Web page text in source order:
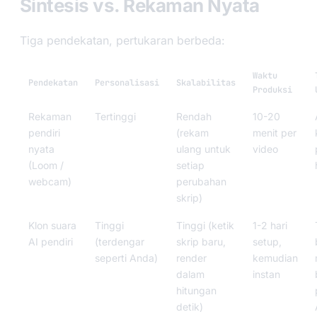
Sintesis vs. Rekaman Nyata
Tiga pendekatan, pertukaran berbeda:
Pendekatan Personalisasi Skalabilitas
Waktu
Produksi
Rekaman
pendiri
nyata
(Loom /
webcam)
Tertinggi
Rendah
(rekam
ulang untuk
setiap
perubahan
skrip)
10-20
menit per
video
Klon suara
AI pendiri
Tinggi
(terdengar
seperti Anda)
Tinggi (ketik
skrip baru,
render
dalam
hitungan
detik)
1-2 hari
setup,
kemudian
instan